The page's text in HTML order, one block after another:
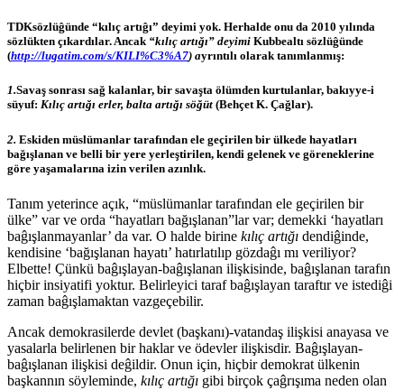
TDKsözlüĝünde “kılıç artıĝı” deyimi yok. Herhalde onu da 2010 yılında
sözlükten çıkardılar. Ancak “kılıç artığı” deyimi Kubbealtı sözlüĝünde
(http://lugatim.com/s/KILI%C3%A7) ayrıntılı olarak tanımlanmış:
1.Savaş sonrası sağ kalanlar, bir savaşta ölümden kurtulanlar, bakıyye-i
süyuf: Kılıç artığı erler, balta artığı söğüt (Behçet K. Çağlar).
2. Eskiden müslümanlar tarafından ele geçirilen bir ülkede hayatları
bağışlanan ve belli bir yere yerleştirilen, kendi gelenek ve göreneklerine
göre yaşamalarına izin verilen azınlık.
Tanım yeterince açık, “müslümanlar tarafından ele geçirilen bir
ülke” var ve orda “hayatları bağışlanan”lar var; demekki ‘hayatları
baĝışlanmayanlar’ da var. O halde birine kılıç artığı dendiĝinde,
kendisine ‘bağışlanan hayatı’ hatırlatılıp gözdaĝı mı veriliyor?
Elbette! Çünkü baĝışlayan-baĝışlanan ilişkisinde, baĝışlanan tarafın
hiçbir insiyatifi yoktur. Belirleyici taraf baĝışlayan taraftır ve istediĝi
zaman baĝışlamaktan vazgeçebilir.
Ancak demokrasilerde devlet (başkanı)-vatandaş ilişkisi anayasa ve
yasalarla belirlenen bir haklar ve ödevler ilişkisdir. Baĝışlayan-
baĝışlanan ilişkisi deĝildir. Onun için, hiçbir demokrat ülkenin
başkannın söyleminde, kılıç artığı gibi birçok çaĝrışıma neden olan